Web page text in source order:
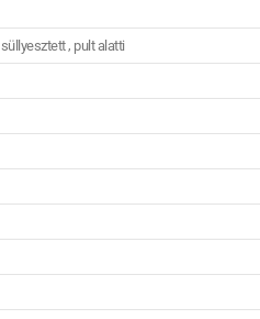
süllyesztett pult alatti